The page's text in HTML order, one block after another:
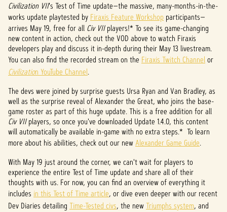
A
c
c
e
p
t
&
P
l
a
y
Civilization VII's Test of Time update—the massive, many-months-in-the-
works update playtested by Firaxis Feature Workshop participants—
arrives May 19, free for all Civ VIIplayers!* To see its game-changing
new content in action, check out the VOD above to watch Firaxis
developers play and discuss it in-depth during their May 13 livestream.
You can also find the recorded stream on the Firaxis Twitch Channelor
Civilization YouTube Channel.
The devs were joined by surprise guests Ursa Ryan and Van Bradley, as
well as the surprise reveal of Alexander the Great, who joins the base-
game roster as part of this huge update. This is a free addition for all
Civ VIIplayers, so once you've downloaded Update 1.4.0, this content
will automatically be available in-game with no extra steps.* To learn
more about his abilities, check out our newAlexander Game Guide.
With May 19 just around the corner, we can't wait for players to
experience the entire Test of Time update and share all of their
thoughts with us. For now, you can find an overview of everything it
includes in this Test of Time article, or dive even deeper with our recent
Dev Diaries detailing Time-Tested civs, the new Triumphs system, and